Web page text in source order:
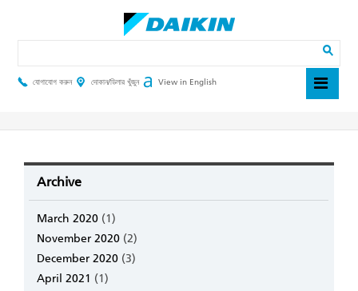
Header
যোগাযোগ করুন দোকান/ডিলার খুঁজুন View in English
Archive
March 2020 (1)
November 2020 (2)
December 2020 (3)
April 2021 (1)